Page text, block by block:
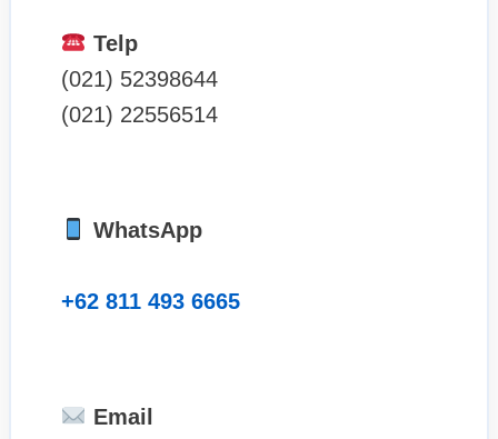
Telp
(021) 52398644
(021) 22556514
WhatsApp
+62 811 493 6665
Email